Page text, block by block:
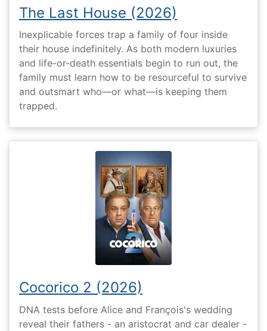
The Last House (2026)
Inexplicable forces trap a family of four inside
their house indefinitely. As both modern luxuries
and life-or-death essentials begin to run out, the
family must learn how to be resourceful to survive
and outsmart who—or what—is keeping them
trapped.
Cocorico 2 (2026)
DNA tests before Alice and François's wedding
reveal their fathers - an aristocrat and car dealer -